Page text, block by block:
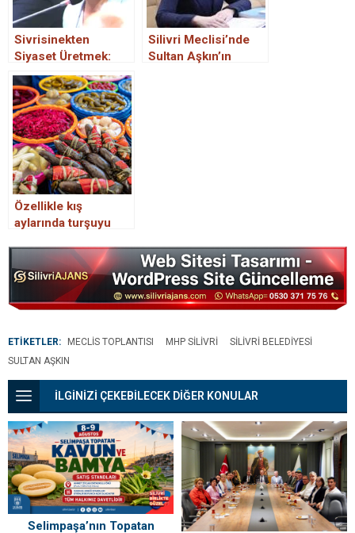
Sivrisinekten
Siyaset Üretmek:
Sultan Aşkın’ın
Popülist Konuşması
Silivri Meclisi’nde
Sultan Aşkın’ın
Özellikle kış
aylarında turşuyu
etmemeniz için 7
neden
ETİKETLER: MECLIS TOPLANTISI MHP SILIVRI
SILIVRI BELEDIYESI
SULTAN AŞKIN
İLGİNİZİ ÇEKEBİLECEK DİĞER KONULAR
Selimpaşa’nın Topatan